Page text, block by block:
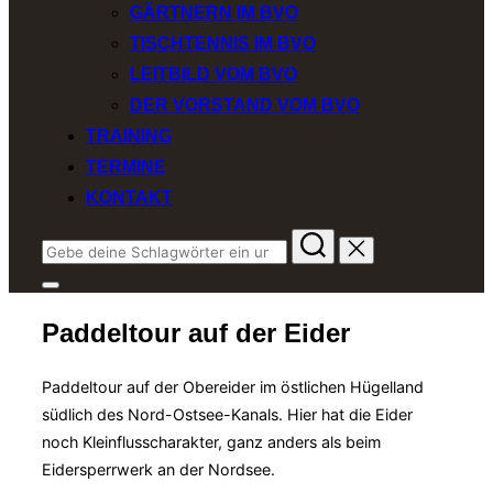
GÄRTNERN IM BVO
TISCHTENNIS IM BVO
LEITBILD VOM BVO
DER VORSTAND VOM BVO
TRAINING
TERMINE
KONTAKT
Suchen
nach:
Seitenleiste
Navigation
umschalten
Paddeltour auf der Eider
Paddeltour auf der Obereider im östlichen Hügelland
südlich des Nord-Ostsee-Kanals. Hier hat die Eider
noch Kleinflusscharakter, ganz anders als beim
Eidersperrwerk an der Nordsee.